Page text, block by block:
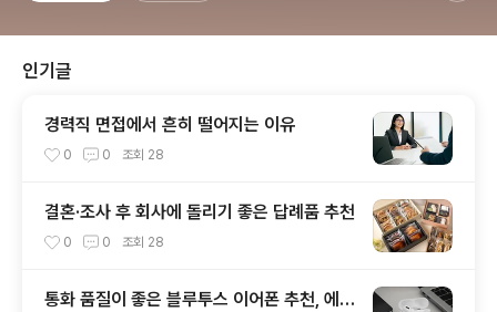
인기글
경력직 면접에서 흔히 떨어지는 이유
0 0 조회 28
결혼·조사 후 회사에 돌리기 좋은 답례품 추천
0 0 조회 28
통화 품질이 좋은 블루투스 이어폰 추천, 에어